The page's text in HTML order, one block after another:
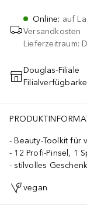
Online: auf
Versandkosten
Lieferzeitraum:
Douglas-Filiale
Beauty-Toolkit für
12 Profi-Pinsel, 1
stilvolles
vegan